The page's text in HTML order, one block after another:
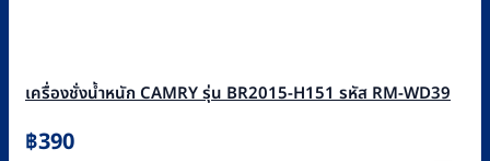
เครื่องชั่งน้ำหนัก CAMRY รุ่น BR2015-H151 รหัส RM-WD39
฿390